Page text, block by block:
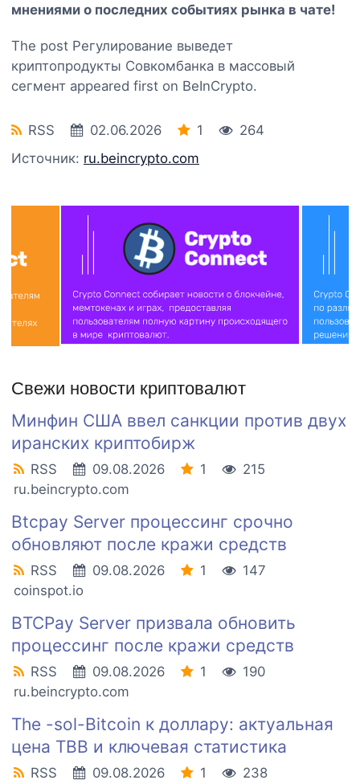
мнениями о последних событиях рынка в чате!
The post Регулирование выведет
криптопродукты Совкомбанка в массовый
сегмент appeared first on BeInCrypto.
RSS 02.06.2026 1
264
Источник: ru.beincrypto.com
Свежи новости криптовалют
Минфин США ввел санкции против двух
иранских криптобирж
RSS 09.08.2026 1
215
ru.beincrypto.com
Btcpay Server процессинг срочно
обновляют после кражи средств
RSS 09.08.2026 1
147
coinspot.io
BTCPay Server призвала обновить
процессинг после кражи средств
RSS 09.08.2026 1
190
ru.beincrypto.com
The -sol-Bitcoin к доллару: актуальная
цена TBB и ключевая статистика
RSS 09.08.2026 1
238